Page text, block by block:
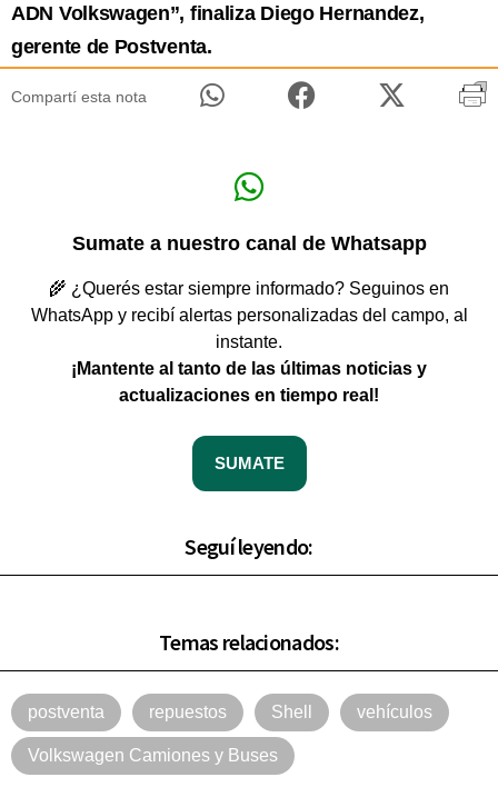
ADN Volkswagen”, finaliza Diego Hernandez,
gerente de Postventa.
Compartí esta nota
Sumate a nuestro canal de Whatsapp
🌾 ¿Querés estar siempre informado? Seguinos en
WhatsApp y recibí alertas personalizadas del campo, al
instante.
¡Mantente al tanto de las últimas noticias y
actualizaciones en tiempo real!
SUMATE
Seguí leyendo:
Temas relacionados:
postventa repuestos Shell vehículos
Volkswagen Camiones y Buses